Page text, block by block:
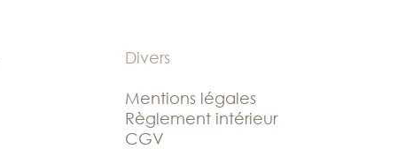
Divers
Mentions légales
Règlement intérieur
CGV